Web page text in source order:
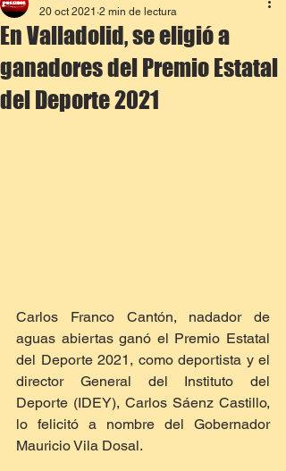
En Valladolid, se eligió a
ganadores del Premio Estatal
del Deporte 2021
20 oct 2021 2 min de lectura
Carlos Franco Cantón, nadador de
aguas abiertas ganó el Premio Estatal
del Deporte 2021, como deportista y el
director General del Instituto del
Deporte (IDEY), Carlos Sáenz Castillo,
lo felicitó a nombre del Gobernador
Mauricio Vila Dosal.